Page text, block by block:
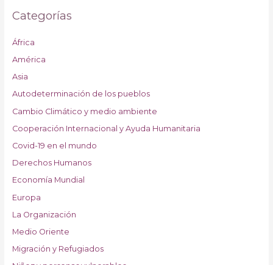
Categorías
África
América
Asia
Autodeterminación de los pueblos
Cambio Climático y medio ambiente
Cooperación Internacional y Ayuda Humanitaria
Covid-19 en el mundo
Derechos Humanos
Economía Mundial
Europa
La Organización
Medio Oriente
Migración y Refugiados